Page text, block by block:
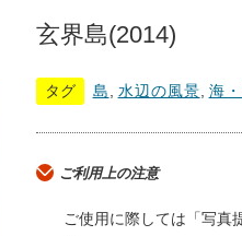
玄界島(2014)
タグ 島 水辺の風景 海
ご利用上の注意
ご使用に際しては「写真